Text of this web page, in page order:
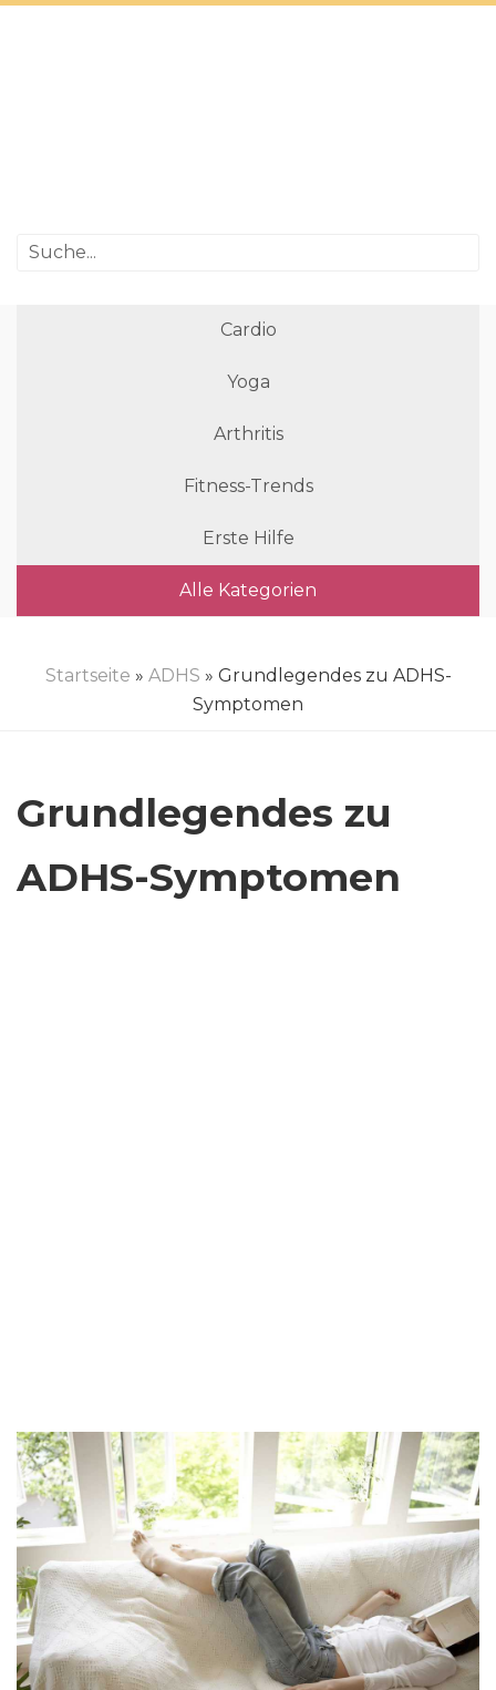
Cardio
Yoga
Arthritis
Fitness-Trends
Erste Hilfe
Alle Kategorien
Startseite » ADHS » Grundlegendes zu ADHS-
Symptomen
Grundlegendes zu
ADHS-Symptomen